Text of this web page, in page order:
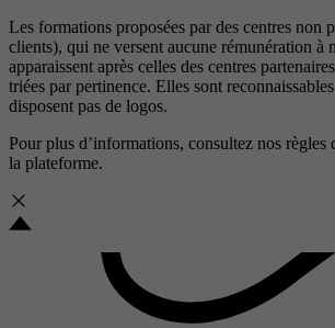
Les formations proposées par des centres non
clients), qui ne versent aucune rémunération à
apparaissent après celles des centres
triées par pertinence. Elles sont
disposent pas de logos.
Pour plus d’informations, consultez nos règles
la plateforme.